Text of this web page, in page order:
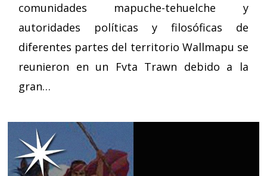
comunidades mapuche-tehuelche y
autoridades políticas y filosóficas de
diferentes partes del territorio Wallmapu se
reunieron en un Fvta Trawn debido a la
gran…